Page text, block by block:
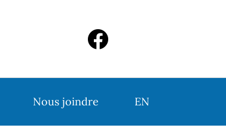
Nous joindre EN